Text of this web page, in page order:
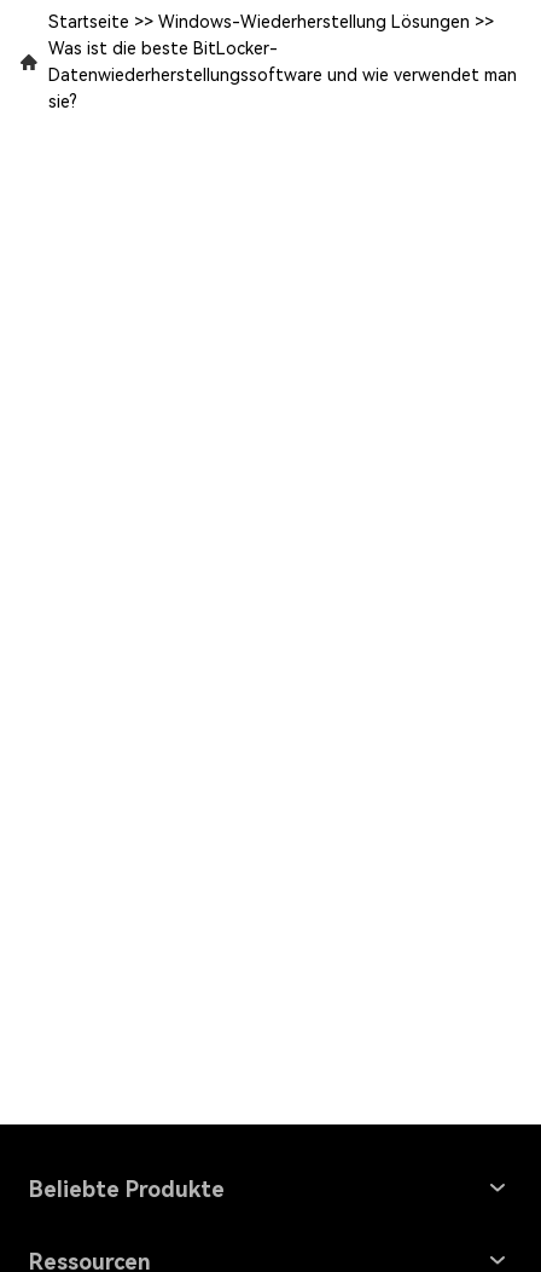
Startseite >> Windows-Wiederherstellung Lösungen >>
Was ist die beste BitLocker-
Datenwiederherstellungssoftware und wie verwendet man
sie?
Beliebte Produkte
Ressourcen